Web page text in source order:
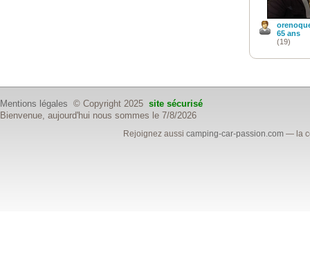
65 ans
(19)
Mentions légales © Copyright 2025 site sécurisé
Bienvenue, aujourd'hui nous sommes le 7/8/2026
Rejoignez aussicamping-car-passion.com — la